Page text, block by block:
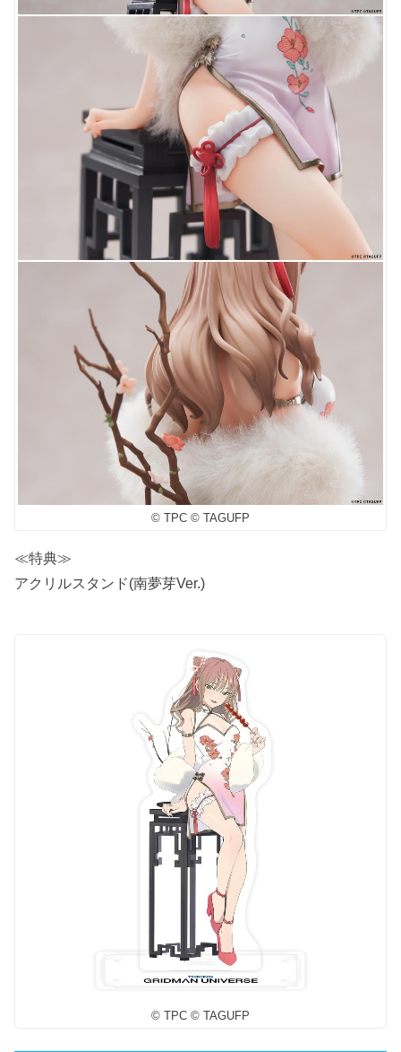
© TPC © TAGUFP
≪特典≫
アクリルスタンド(南夢芽Ver.)
© TPC © TAGUFP